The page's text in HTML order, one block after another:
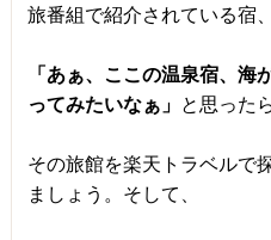
旅番組で紹介されている宿
「あぁ、ここの温泉宿、海
ってみたいなぁ」 と思った
その旅館を楽天トラベルで
ましょう。そして、